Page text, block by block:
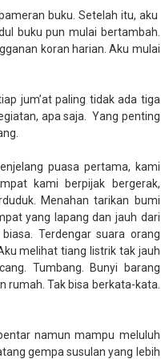
buku. Setelah itu, aku
buku pun mulai bertambah.
koran harian. Aku mulai
jum’at paling tidak ada tiga
apa saja.
Yang penting
puasa pertama, kami
kami berpijak bergerak,
Menahan tarikan bumi
yang lapang dan jauh dari
Terdengar suara orang
melihat tiang listrik tak jauh
Tumbang. Bunyi barang
rumah. Tak bisa berkata-kata.
namun mampu meluluh
gempa susulan yang lebih